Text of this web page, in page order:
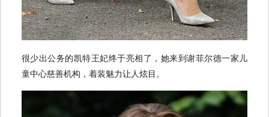
很少出公务的凯特王妃终于亮相了，她来到谢菲尔德一家儿
童中心慈善机构，着装魅力让人炫目。